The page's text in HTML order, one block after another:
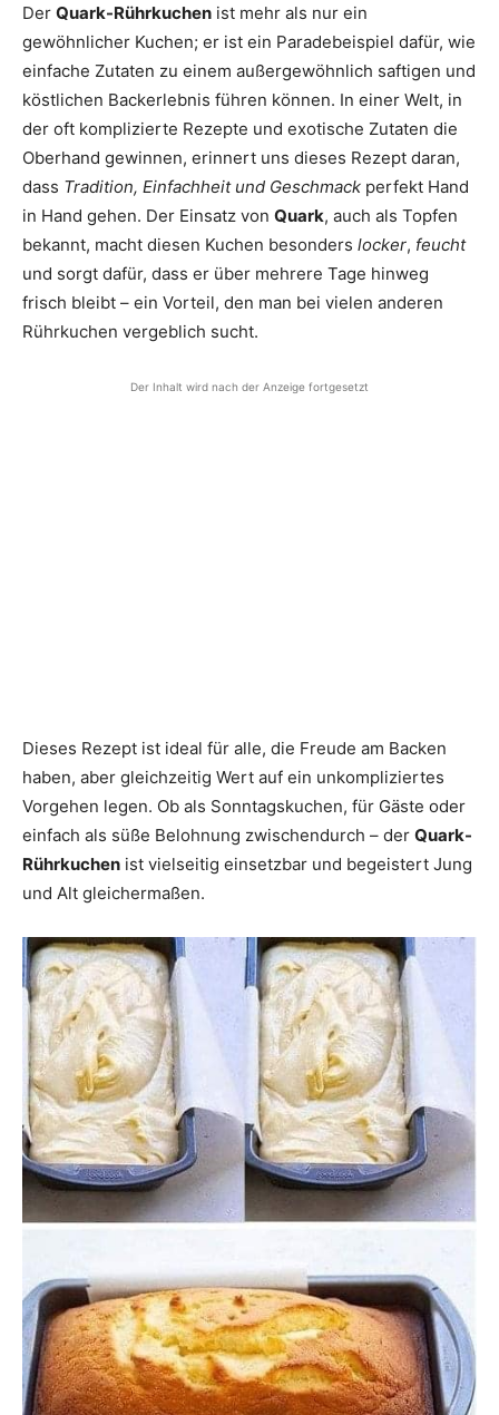
Der Quark-Rührkuchen ist mehr als nur ein
gewöhnlicher Kuchen; er ist ein Paradebeispiel dafür, wie
einfache Zutaten zu einem außergewöhnlich saftigen und
köstlichen Backerlebnis führen können. In einer Welt, in
der oft komplizierte Rezepte und exotische Zutaten die
Oberhand gewinnen, erinnert uns dieses Rezept daran,
dass Tradition, Einfachheit und Geschmack perfekt Hand
in Hand gehen. Der Einsatz von Quark, auch als Topfen
bekannt, macht diesen Kuchen besonders locker, feucht
und sorgt dafür, dass er über mehrere Tage hinweg
frisch bleibt – ein Vorteil, den man bei vielen anderen
Rührkuchen vergeblich sucht.
Der Inhalt wird nach der Anzeige fortgesetzt
Dieses Rezept ist ideal für alle, die Freude am Backen
haben, aber gleichzeitig Wert auf ein unkompliziertes
Vorgehen legen. Ob als Sonntagskuchen, für Gäste oder
einfach als süße Belohnung zwischendurch – der Quark-
Rührkuchen ist vielseitig einsetzbar und begeistert Jung
und Alt gleichermaßen.